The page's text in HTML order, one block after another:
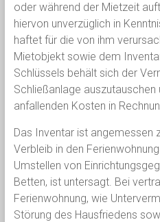
oder während der Mietzeit
hiervon unverzüglich in
haftet für die von ihm
Mietobjekt sowie dem
Schlüssels behält sich der
Schließanlage
anfallenden Kosten in
Das Inventar ist angemessen
Verbleib in den
Umstellen von
Betten, ist untersagt. Bei
Ferienwohnung, wie
Störung des Hausfriedens